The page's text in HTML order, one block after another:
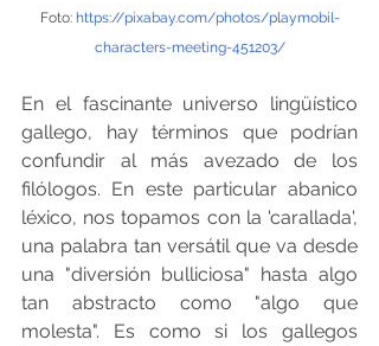
Foto: https://pixabay.com/photos/playmobil-
characters-meeting-451203/
En el fascinante universo lingüístico
gallego, hay términos que podrían
confundir al más avezado de los
filólogos. En este particular abanico
léxico, nos topamos con la 'carallada',
una palabra tan versátil que va desde
una "diversión bulliciosa" hasta algo
tan abstracto como "algo que
molesta". Es como si los gallegos